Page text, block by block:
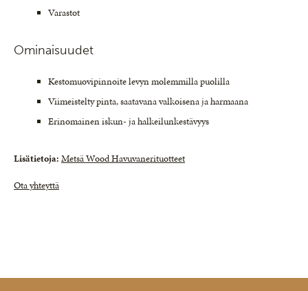
Varastot
Ominaisuudet
Kestomuovipinnoite levyn molemmilla puolilla
Viimeistelty pinta, saatavana valkoisena ja harmaana
Erinomainen iskun- ja halkeilunkestävyys
Lisätietoja: Metsä Wood Havuvanerituotteet
Ota yhteyttä